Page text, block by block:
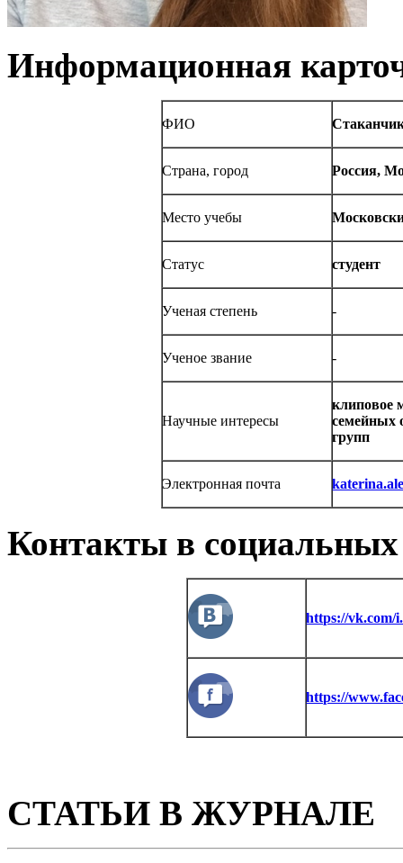
Информационная
ФИО
Страна, город Россия,
Место учебы
Статус студент
Ученая степень -
Ученое звание -
Научные интересы
клиповое
семейных
групп
Электронная почта
Контакты в социальных
https://vk.com/
https://
СТАТЬИ В ЖУРНАЛЕ